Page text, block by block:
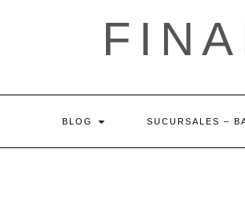
BLOG SUCURSALES –